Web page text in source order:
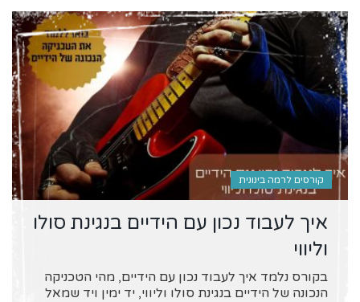
קורסים לרמה בינונית
איך לעבוד נכון עם הידיים בנגינת סולו
וליווי
בקורס נלמד איך לעבוד נכון עם הידיים, מהי הטכניקה
הנכונה של הידיים בנגינת סולו וליווי, יד ימין ויד שמאל